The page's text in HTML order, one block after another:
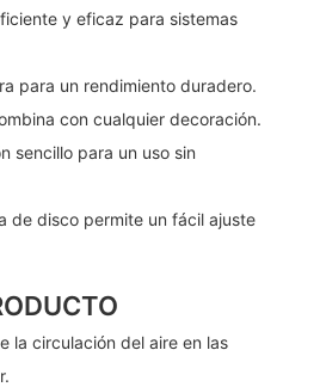
y eficaz para sistemas
para un rendimiento duradero.
con cualquier decoración.
sencillo para un uso sin
de disco permite un fácil ajuste
la circulación del aire en las